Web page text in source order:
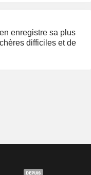
enregistre sa plus
difficiles et de